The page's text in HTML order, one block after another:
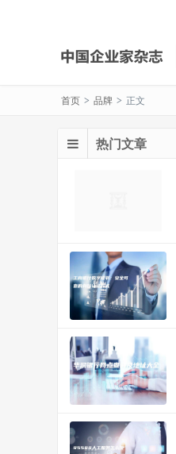
首页 > 品牌 > 正文
热门文章